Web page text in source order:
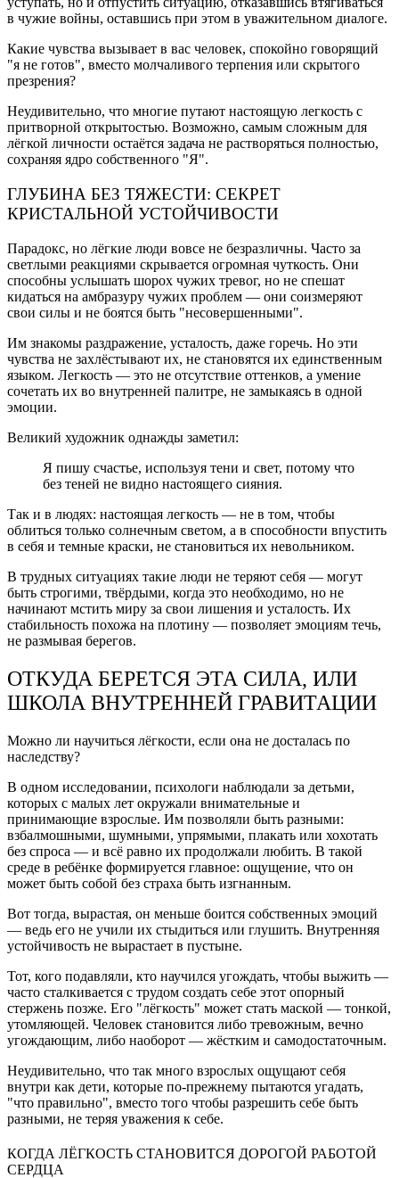
в чужие войны, оставшись при этом в уважительном диалоге.
Какие чувства вызывает в вас человек, спокойно говорящий
"я не готов", вместо молчаливого терпения или скрытого
презрения?
Неудивительно, что многие путают настоящую легкость с
притворной открытостью. Возможно, самым сложным для
лёгкой личности остаётся задача не растворяться полностью,
сохраняя ядро собственного "Я".
ГЛУБИНА БЕЗ ТЯЖЕСТИ: СЕКРЕТ
КРИСТАЛЬНОЙ УСТОЙЧИВОСТИ
Парадокс, но лёгкие люди вовсе не безразличны. Часто за
светлыми реакциями скрывается огромная чуткость. Они
способны услышать шорох чужих тревог, но не спешат
кидаться на амбразуру чужих проблем — они соизмеряют
свои силы и не боятся быть "несовершенными".
Им знакомы раздражение, усталость, даже горечь. Но эти
чувства не захлёстывают их, не становятся их единственным
языком. Легкость — это не отсутствие оттенков, а умение
сочетать их во внутренней палитре, не замыкаясь в одной
эмоции.
Великий художник однажды заметил:
Я пишу счастье, используя тени и свет, потому что
без теней не видно настоящего сияния.
Так и в людях: настоящая легкость — не в том, чтобы
облиться только солнечным светом, а в способности впустить
в себя и темные краски, не становиться их невольником.
В трудных ситуациях такие люди не теряют себя — могут
быть строгими, твёрдыми, когда это необходимо, но не
начинают мстить миру за свои лишения и усталость. Их
стабильность похожа на плотину — позволяет эмоциям течь,
не размывая берегов.
ОТКУДА БЕРЕТСЯ ЭТА СИЛА, ИЛИ
ШКОЛА ВНУТРЕННЕЙ ГРАВИТАЦИИ
Можно ли научиться лёгкости, если она не досталась по
наследству?
В одном исследовании, психологи наблюдали за детьми,
которых с малых лет окружали внимательные и
принимающие взрослые. Им позволяли быть разными:
взбалмошными, шумными, упрямыми, плакать или хохотать
без спроса — и всё равно их продолжали любить. В такой
среде в ребёнке формируется главное: ощущение, что он
может быть собой без страха быть изгнанным.
Вот тогда, вырастая, он меньше боится собственных эмоций
— ведь его не учили их стыдиться или глушить. Внутренняя
устойчивость не вырастает в пустыне.
Тот, кого подавляли, кто научился угождать, чтобы выжить —
часто сталкивается с трудом создать себе этот опорный
стержень позже. Его "лёгкость" может стать маской — тонкой,
утомляющей. Человек становится либо тревожным, вечно
угождающим, либо наоборот — жёстким и самодостаточным.
Неудивительно, что так много взрослых ощущают себя
внутри как дети, которые по-прежнему пытаются угадать,
"что правильно", вместо того чтобы разрешить себе быть
разными, не теряя уважения к себе.
КОГДА ЛЁГКОСТЬ СТАНОВИТСЯ ДОРОГОЙ РАБОТОЙ
СЕРДЦА